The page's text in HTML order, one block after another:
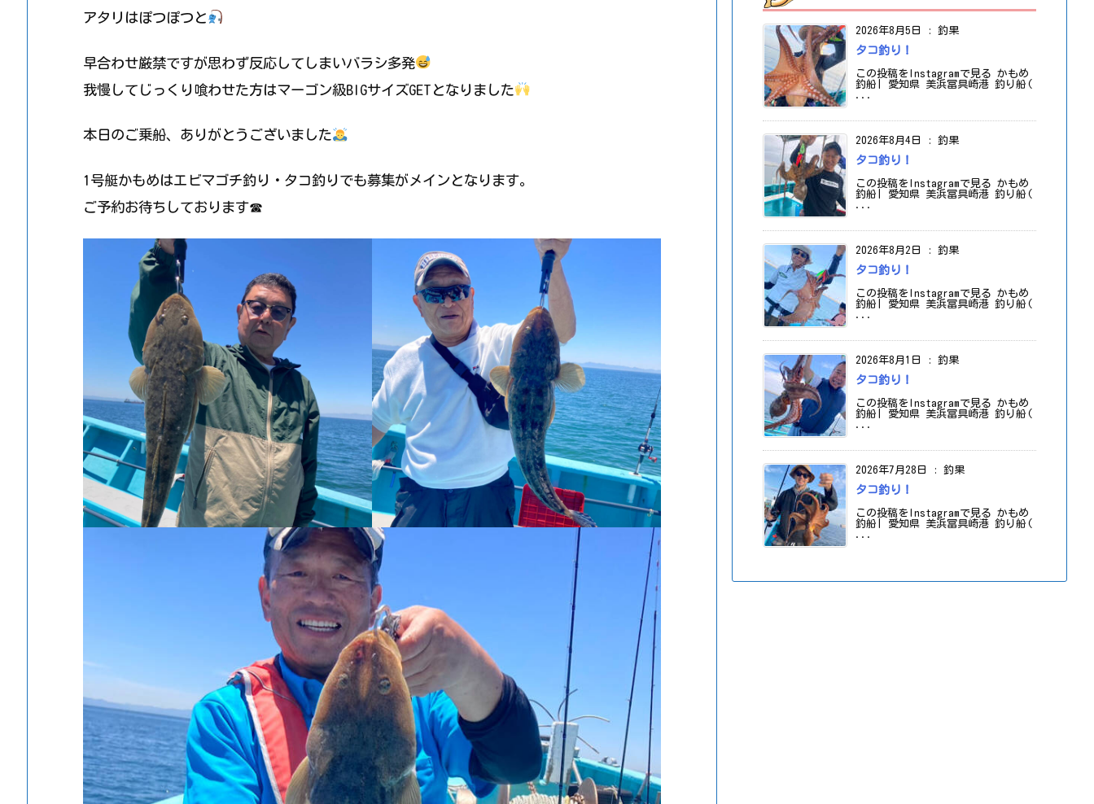
アタリはぽつぽつと
早合わせ厳禁ですが思わず反応してしまいバラシ多発
我慢してじっくり喰わせた方はマーゴン級BIGサイズGETとなりました
本日のご乗船、ありがとうございました
1号艇かもめはエビマゴチ釣り・タコ釣りでも募集がメインとなります。
ご予約お待ちしております☎
2026年8月5日 : 釣果
タコ釣り！
この投稿をInstagramで見る かもめ
釣船| 愛知県 美浜冨具崎港 釣り船(
...
2026年8月4日 : 釣果
タコ釣り！
この投稿をInstagramで見る かもめ
釣船| 愛知県 美浜冨具崎港 釣り船(
...
2026年8月2日 : 釣果
タコ釣り！
この投稿をInstagramで見る かもめ
釣船| 愛知県 美浜冨具崎港 釣り船(
...
2026年8月1日 : 釣果
タコ釣り！
この投稿をInstagramで見る かもめ
釣船| 愛知県 美浜冨具崎港 釣り船(
...
2026年7月28日 : 釣果
タコ釣り！
この投稿をInstagramで見る かもめ
釣船| 愛知県 美浜冨具崎港 釣り船(
...